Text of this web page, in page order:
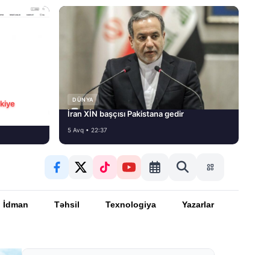
DÜNYA
İran XİN başçısı Pakistana gedir
5 Avq • 22:37
İdman Təhsil Texnologiya Yazarlar